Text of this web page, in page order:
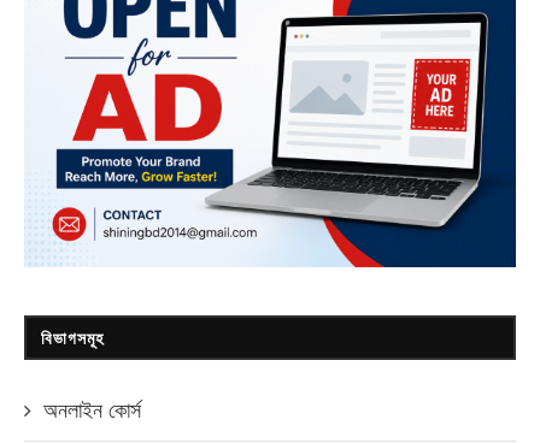
বিভাগসমূহ
অনলাইন কোর্স